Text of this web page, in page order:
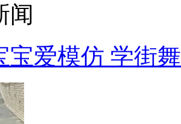
闻
宝爱模仿 学街